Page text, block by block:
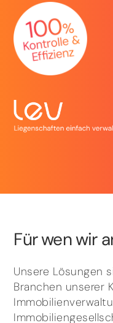
Für wen wir
Unsere Lösungen
Branchen unserer